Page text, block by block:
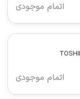
اتمام موجودی
اتمام موجودی